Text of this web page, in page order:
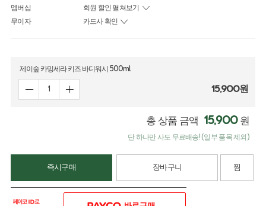
멤버십
회원 할인 펼쳐보기
무이자
카드사 확인
제이숲 카밍세라 키즈 바디워시 500ml
15,900원
총 상품 금액 15,900 원
단 하나만 사도 무료배송! (일부 품목 제외)
즉시구매 장바구니 찜